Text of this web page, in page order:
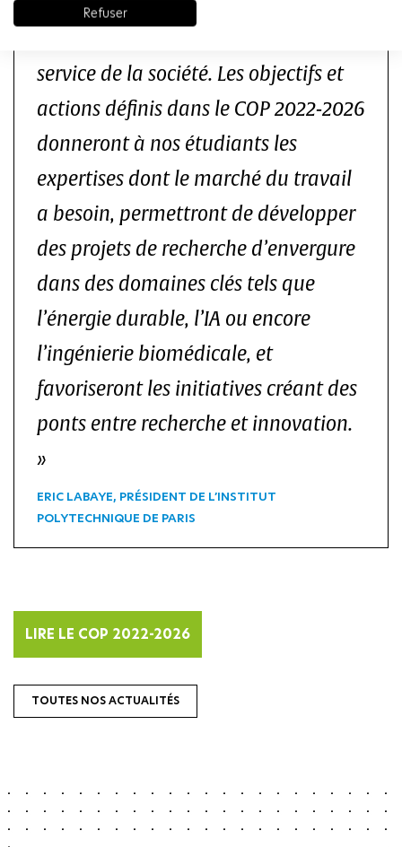
Refuser
service de la société. Les objectifs et
actions définis dans le COP 2022-2026
donneront à nos étudiants les
expertises dont le marché du travail
a besoin, permettront de développer
des projets de recherche d’envergure
dans des domaines clés tels que
l’énergie durable, l’IA ou encore
l’ingénierie biomédicale, et
favoriseront les initiatives créant des
ponts entre recherche et innovation.
ERIC LABAYE, PRÉSIDENT DE L’INSTITUT
POLYTECHNIQUE DE PARIS
LIRE LE COP 2022-2026
TOUTES NOS ACTUALITÉS